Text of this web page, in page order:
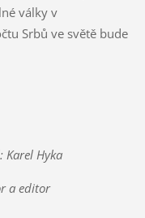
války v
Srbů ve světě bude
Hyka
a editor